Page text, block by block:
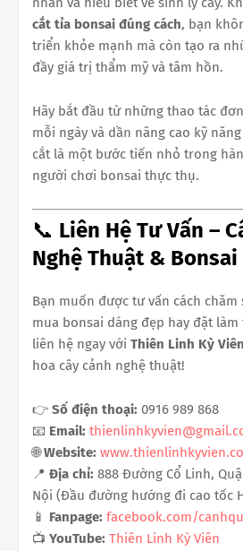
cắt tỉa bonsai đúng cách, bạn
triển khỏe mạnh mà còn tạo ra
đầy giá trị thẩm mỹ và tâm hồn.
Hãy bắt đầu từ những thao tác
mỗi ngày và dần nâng cao kỹ
cắt là một bước tiến nhỏ trong
người chơi bonsai thực thụ.
📞 Liên Hệ Tư Vấn –
Nghệ Thuật & Bonsai
Bạn muốn được tư vấn cách chăm
mua bonsai dáng đẹp hay đặt làm
liên hệ ngay với Thiên Linh Kỳ Viên
hoa cây cảnh nghệ thuật!
👉 Số điện thoại: 0916 989 868
📧 Email:
🌐Website:
📍 Địa chỉ: 888 Đường Cổ Linh,
Nội (Đầu đường hướng đi cao tốc
📱 Fanpage: facebook.com/
📺 YouTube: Thiên Linh Kỳ Viên